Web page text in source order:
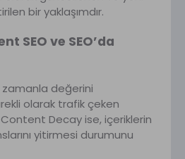
bir yaklaşımdır.
SEO ve SEO’da
değerini
olarak trafik çeken
Decay ise, içeriklerin
yitirmesi durumunu